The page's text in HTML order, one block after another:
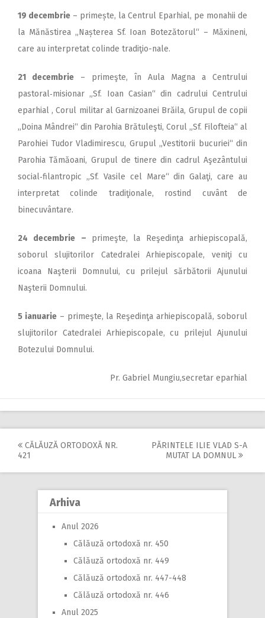
19 decembrie – primește, la Centrul Eparhial, pe monahii de
la Mănăstirea „Nașterea Sf. Ioan Botezătorul“ – Măxineni,
care au interpretat colinde tradiţio-nale.
21 decembrie – primeşte, în Aula Magna a Centrului
pastoral‑misionar „Sf. Ioan Casian“ din cadrului Centrului
eparhial , Corul militar al Garnizoanei Brăila, Grupul de copii
,,Doina Mândrei“ din Parohia Brătuleşti, Corul „Sf. Filofteia“ al
Parohiei Tudor Vladimirescu, Grupul „Vestitorii bucuriei“ din
Parohia Tămăoani, Grupul de tinere din cadrul Aşezântului
social‑filantropic „Sf. Vasile cel Mare“ din Galaţi, care au
interpretat colinde tradiţionale, rostind cuvânt de
binecuvântare.
24 decembrie – primeşte, la Reşedinţa arhiepiscopală,
soborul slujitorilor Catedralei Arhiepiscopale, veniţi cu
icoana Naşterii Domnului, cu prilejul sărbătorii Ajunului
Naşterii Domnului.
5 ianuarie– primeşte, la Reşedinţa arhiepiscopală, soborul
slujitorilor Catedralei Arhiepis­copale, cu prilejul Ajunului
Botezului Domnului.
Pr. Gabriel Mungiu,secretar eparhial
Post
navigation
CĂLĂUZĂ ORTODOXĂ NR.
421
PĂRINTELE ILIE VLAD S-A
MUTAT LA DOMNUL
Arhiva
Anul 2026
Călăuză ortodoxă nr. 450
Călăuză ortodoxă nr. 449
Călăuză ortodoxă nr. 447-448
Călăuză ortodoxă nr. 446
Anul 2025